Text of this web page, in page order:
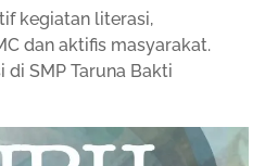
kegiatan literasi,
dan aktifis masyarakat.
di SMP Taruna Bakti